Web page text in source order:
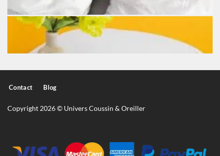
Contact Blog
Copyright 2026 © Univers Coussin & Oreiller